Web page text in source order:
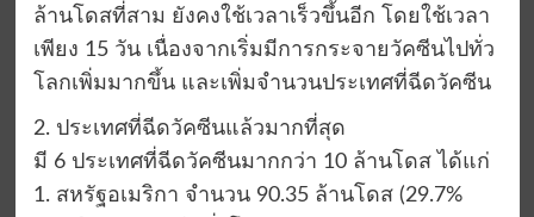
ล้านโดสที่สาม ยังคงใช้เวลาเร็วขึ้นอีก โดยใช้เวลา
เพียง 15 วัน เนื่องจากเริ่มมีการกระจายวัคซีนไปทั่ว
โลกเพิ่มมากขึ้น และเพิ่มจำนวนประเทศที่ฉีดวัคซีน
2. ประเทศที่ฉีดวัคซีนแล้วมากที่สุด
มี 6 ประเทศที่ฉีดวัคซีนมากกว่า 10 ล้านโดส ได้แก่
1. สหรัฐอเมริกา จำนวน 90.35 ล้านโดส (29.7%